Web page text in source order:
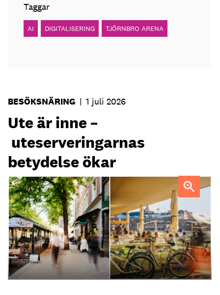
Taggar
AI DIGITALISERING TJÖRNBRO ARENA
BESÖKSNÄRING | 1 juli 2026
Ute är inne –
uteserveringarnas
betydelse ökar
Uteservering på Dryck vinbar samt Slussporten.FOTO:
Samuel Unéus